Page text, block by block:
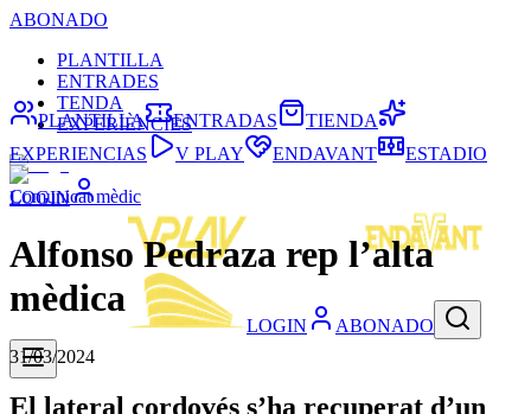
ABONADO
PLANTILLA
ENTRADES
TENDA
EXPERIÈNCIES
LOGIN
LOGIN ABONADO
PLANTILLA ENTRADAS
TIENDA
EXPERIENCIAS
V PLAY ENDAVANT ESTADIO
Comunicat mèdic
Alfonso Pedraza rep l’alta
mèdica
31/03/2024
El lateral cordovés s’ha recuperat d’un